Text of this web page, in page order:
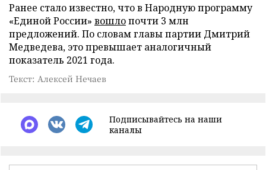
Ранее стало известно, что в Народную программу
«Единой России» вошлопочти 3 млн
предложений. По словам главы партии Дмитрий
Медведева, это превышает аналогичный
показатель 2021 года.
Текст: Алексей Нечаев
Подписывайтесь на наши
каналы